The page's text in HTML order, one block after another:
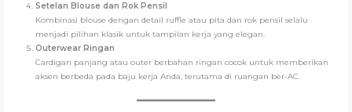
Setelan Blouse dan Rok Pensil
Kombinasi blouse dengan detail ruffle atau pita dan rok pensil selalu
menjadi pilihan klasik untuk tampilan kerja yang elegan.
Outerwear Ringan
Cardigan panjang atau outer berbahan ringan cocok untuk memberikan
aksen berbeda pada baju kerja Anda, terutama di ruangan ber-AC.